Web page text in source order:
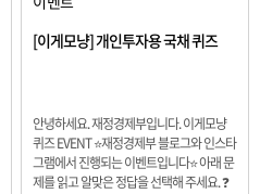
큼, 정부는 체감물가 안정을 위해 총력을 다
할 계획입니다. 특히, 최근 중동 상황으로 국
제유가 변동성이 확대된 만큼, 석유류 가격･
다.
[이게모냥] 개인투자용 국채 퀴즈
안녕하세요. 재정경제부입니다. 이게모냥
퀴즈 EVENT ⭐재정경제부 블로그와 인스타
그램에서 진행되는 이벤트입니다⭐ 아래 문
제를 읽고 알맞은 정답을 선택해 주세요. ❓